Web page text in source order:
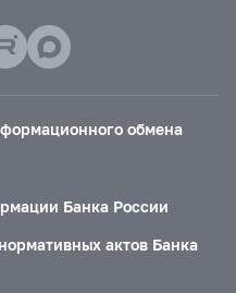
обмена
Банка России
актов Банка